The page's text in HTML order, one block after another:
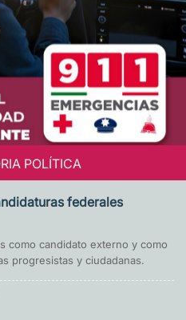
POLÍTICA
federales
como candidato externo y como
progresistas y ciudadanas.